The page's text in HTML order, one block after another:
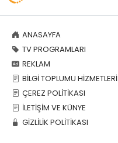
ANASAYFA
TV PROGRAMLARI
REKLAM
BİLGİ TOPLUMU HİZMETLERİ
ÇEREZ POLİTİKASI
İLETİŞİM VE KÜNYE
GİZLİLİK POLİTİKASI